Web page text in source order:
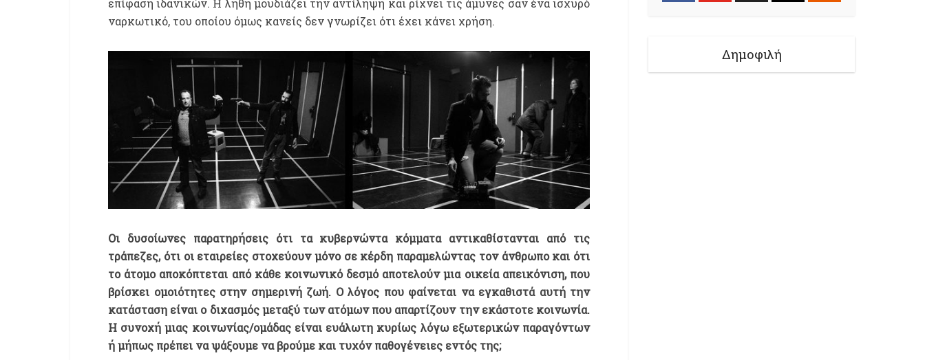
επίφαση ιδανικών. Η λήθη μουδιάζει την αντίληψη και ρίχνει τις άμυνες σαν ένα ισχυρό
ναρκωτικό, του οποίου όμως κανείς δεν γνωρίζει ότι έχει κάνει χρήση.
Οι δυσοίωνες παρατηρήσεις ότι τα κυβερνώντα κόμματα αντικαθίστανται από τις
τράπεζες, ότι οι εταιρείες στοχεύουν μόνο σε κέρδη παραμελώντας τον άνθρωπο και ότι
το άτομο αποκόπτεται από κάθε κοινωνικό δεσμό αποτελούν μια οικεία απεικόνιση, που
βρίσκει ομοιότητες στην σημερινή ζωή. Ο λόγος που φαίνεται να εγκαθιστά αυτή την
κατάσταση είναι ο διχασμός μεταξύ των ατόμων που απαρτίζουν την εκάστοτε κοινωνία.
Η συνοχή μιας κοινωνίας/ομάδας είναι ευάλωτη κυρίως λόγω εξωτερικών παραγόντων
ή μήπως πρέπει να ψάξουμε να βρούμε και τυχόν παθογένειες εντός της;
Δημοφιλή